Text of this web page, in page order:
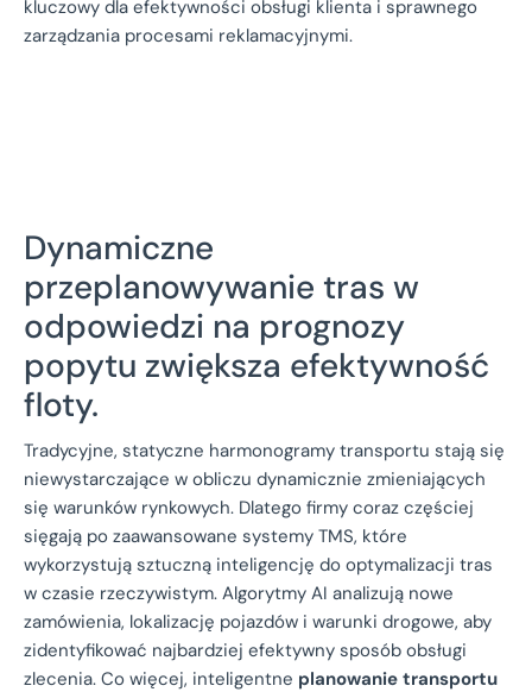
kluczowy dla efektywności obsługi klienta i sprawnego
zarządzania procesami reklamacyjnymi.
Dynamiczne
przeplanowywanie tras w
odpowiedzi na prognozy
popytu zwiększa efektywność
floty.
Tradycyjne, statyczne harmonogramy transportu stają się
niewystarczające w obliczu dynamicznie zmieniających
się warunków rynkowych. Dlatego firmy coraz częściej
sięgają po zaawansowane systemy TMS, które
wykorzystują sztuczną inteligencję do optymalizacji tras
w czasie rzeczywistym. Algorytmy AI analizują nowe
zamówienia, lokalizację pojazdów i warunki drogowe, aby
zidentyfikować najbardziej efektywny sposób obsługi
zlecenia. Co więcej, inteligentne planowanie transportu